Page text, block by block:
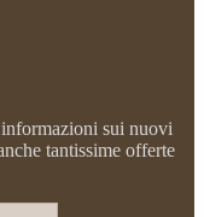
sui nuovi
tantissime offerte